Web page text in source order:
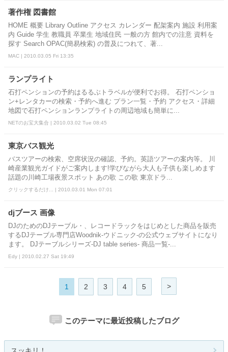
著作権 図書館
HOME 概要 Library Outline アクセス カレンダー 配架案内 施設 利用案
内 Guide 学生 教職員 卒業生 地域住民 一般の方 館内での注意 資料を
探す Search OPAC(簡易検索) の普及につれて、著...
MAC | 2010.03.05 Fri 13:35
ランプライト
石打ペンションの予約はるるぶトラベルが便利でお得。 石打ペンショ
ン+レンタカーの検索・予約へ進む プラン一覧・予約 アクセス・詳細
地図で石打ペンションランプライトの周辺地域も簡単に...
NETのお宝大集合 | 2010.03.02 Tue 08:45
東京バス観光
バスツアーの検索、空席状況の確認、予約。英語ツアーの案内等。 川
崎産業観光ガイドがご案内します!学びながら大人も子供も楽しめます
話題の川崎工場夜景スポット あの歌 この歌 東京ドラ...
クリックするだけ... | 2010.03.01 Mon 07:01
djブース 画像
DJのためのDJテーブル・、レコードラックをはじめとした商品を販売
するDJテーブル専門店Woodnik-ウドニック-の公式ウェブサイトになり
ます。 DJテーブルシリーズ-DJ table series- 商品一覧-...
Edy | 2010.02.27 Sat 19:49
1 2 3 4 5 >
このテーマに最近投稿したブログ